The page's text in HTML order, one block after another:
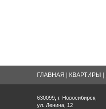
ГЛАВНАЯ КВАРТИРЫ
630099, г. Новосибирск,
ул. Ленина, 12